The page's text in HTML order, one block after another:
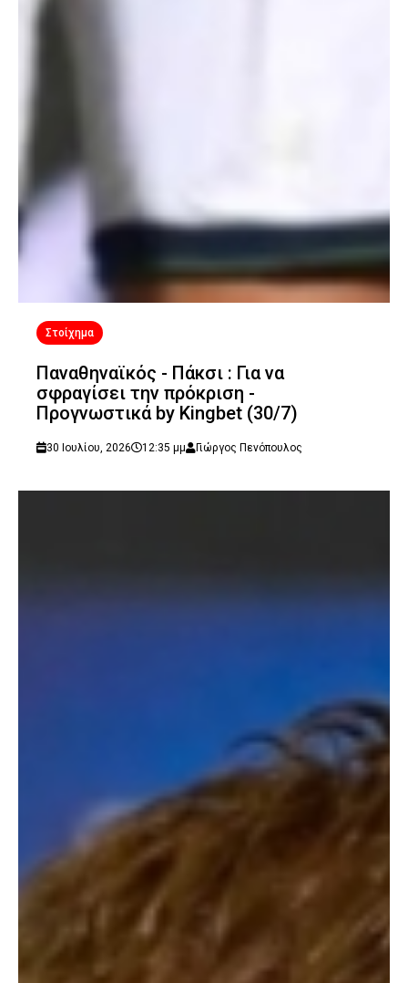
Στοίχημα
Παναθηναϊκός - Πάκσι : Για να
σφραγίσει την πρόκριση -
Προγνωστικά by Kingbet (30/7)
30 Ιουλίου, 2026 12:35 μμ Γιώργος Πενόπουλος